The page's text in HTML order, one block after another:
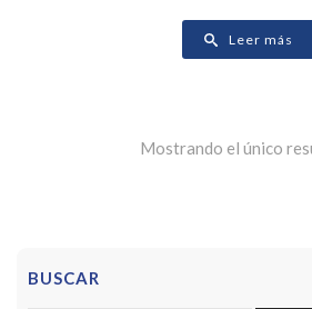
Leer más
Mostrando el único
BUSCAR